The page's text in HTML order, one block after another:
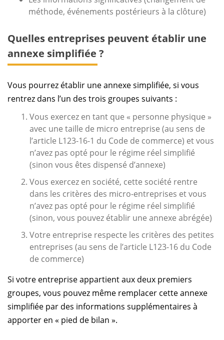
méthode, événements postérieurs à la clôture)
Quelles entreprises peuvent établir une
annexe simplifiée ?
Vous pourrez établir une annexe simplifiée, si vous
rentrez dans l’un des trois groupes suivants :
Vous exercez en tant que « personne physique »
avec une taille de micro entreprise (au sens de
l’article L123-16-1 du Code de commerce) et vous
n’avez pas opté pour le régime réel simplifié
(sinon vous êtes dispensé d’annexe)
Vous exercez en société, cette société rentre
dans les critères des micro-entreprises et vous
n’avez pas opté pour le régime réel simplifié
(sinon, vous pouvez établir une annexe abrégée)
Votre entreprise respecte les critères des petites
entreprises (au sens de l’article L123-16 du Code
de commerce)
Si votre entreprise appartient aux deux premiers
groupes, vous pouvez même remplacer cette annexe
simplifiée par des informations supplémentaires à
apporter en « pied de bilan ».